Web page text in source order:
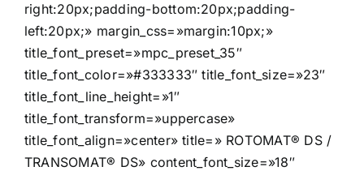
right:20px;padding-bottom:20px;padding-
left:20px;» margin_css=»margin:10px;»
title_font_preset=»mpc_preset_35″
title_font_color=»#333333″ title_font_size=»23″
title_font_line_height=»1″
title_font_transform=»uppercase»
title_font_align=»center» title=» ROTOMAT® DS /
TRANSOMAT® DS» content_font_size=»18″